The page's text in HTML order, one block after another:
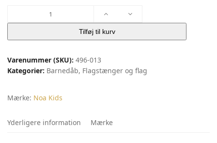
flagstang
dåbsfod
Noa
antal
Tilføj til kurv
Varenummer (SKU): 496-013
Kategorier: Barnedåb, Flagstænger og flag
Mærke: Noa Kids
Yderligere information Mærke